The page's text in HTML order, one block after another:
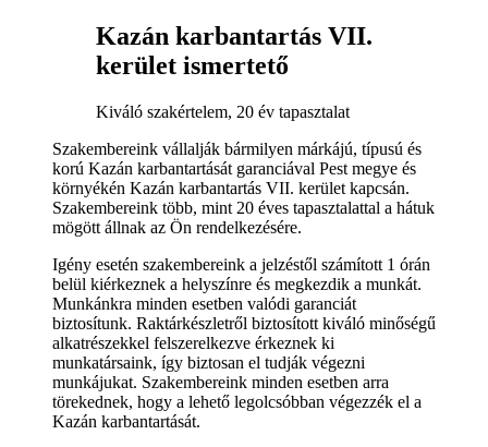
Kazán karbantartás VII.
kerület ismertető
Kiváló szakértelem, 20 év tapasztalat
Szakembereink vállalják bármilyen márkájú, típusú és
korú Kazán karbantartását garanciával Pest megye és
környékén Kazán karbantartás VII. kerület kapcsán.
Szakembereink több, mint 20 éves tapasztalattal a hátuk
mögött állnak az Ön rendelkezésére.
Igény esetén szakembereink a jelzéstől számított 1 órán
belül kiérkeznek a helyszínre és megkezdik a munkát.
Munkánkra minden esetben valódi garanciát
biztosítunk. Raktárkészletről biztosított kiváló minőségű
alkatrészekkel felszerelkezve érkeznek ki
munkatársaink, így biztosan el tudják végezni
munkájukat. Szakembereink minden esetben arra
törekednek, hogy a lehető legolcsóbban végezzék el a
Kazán karbantartását.